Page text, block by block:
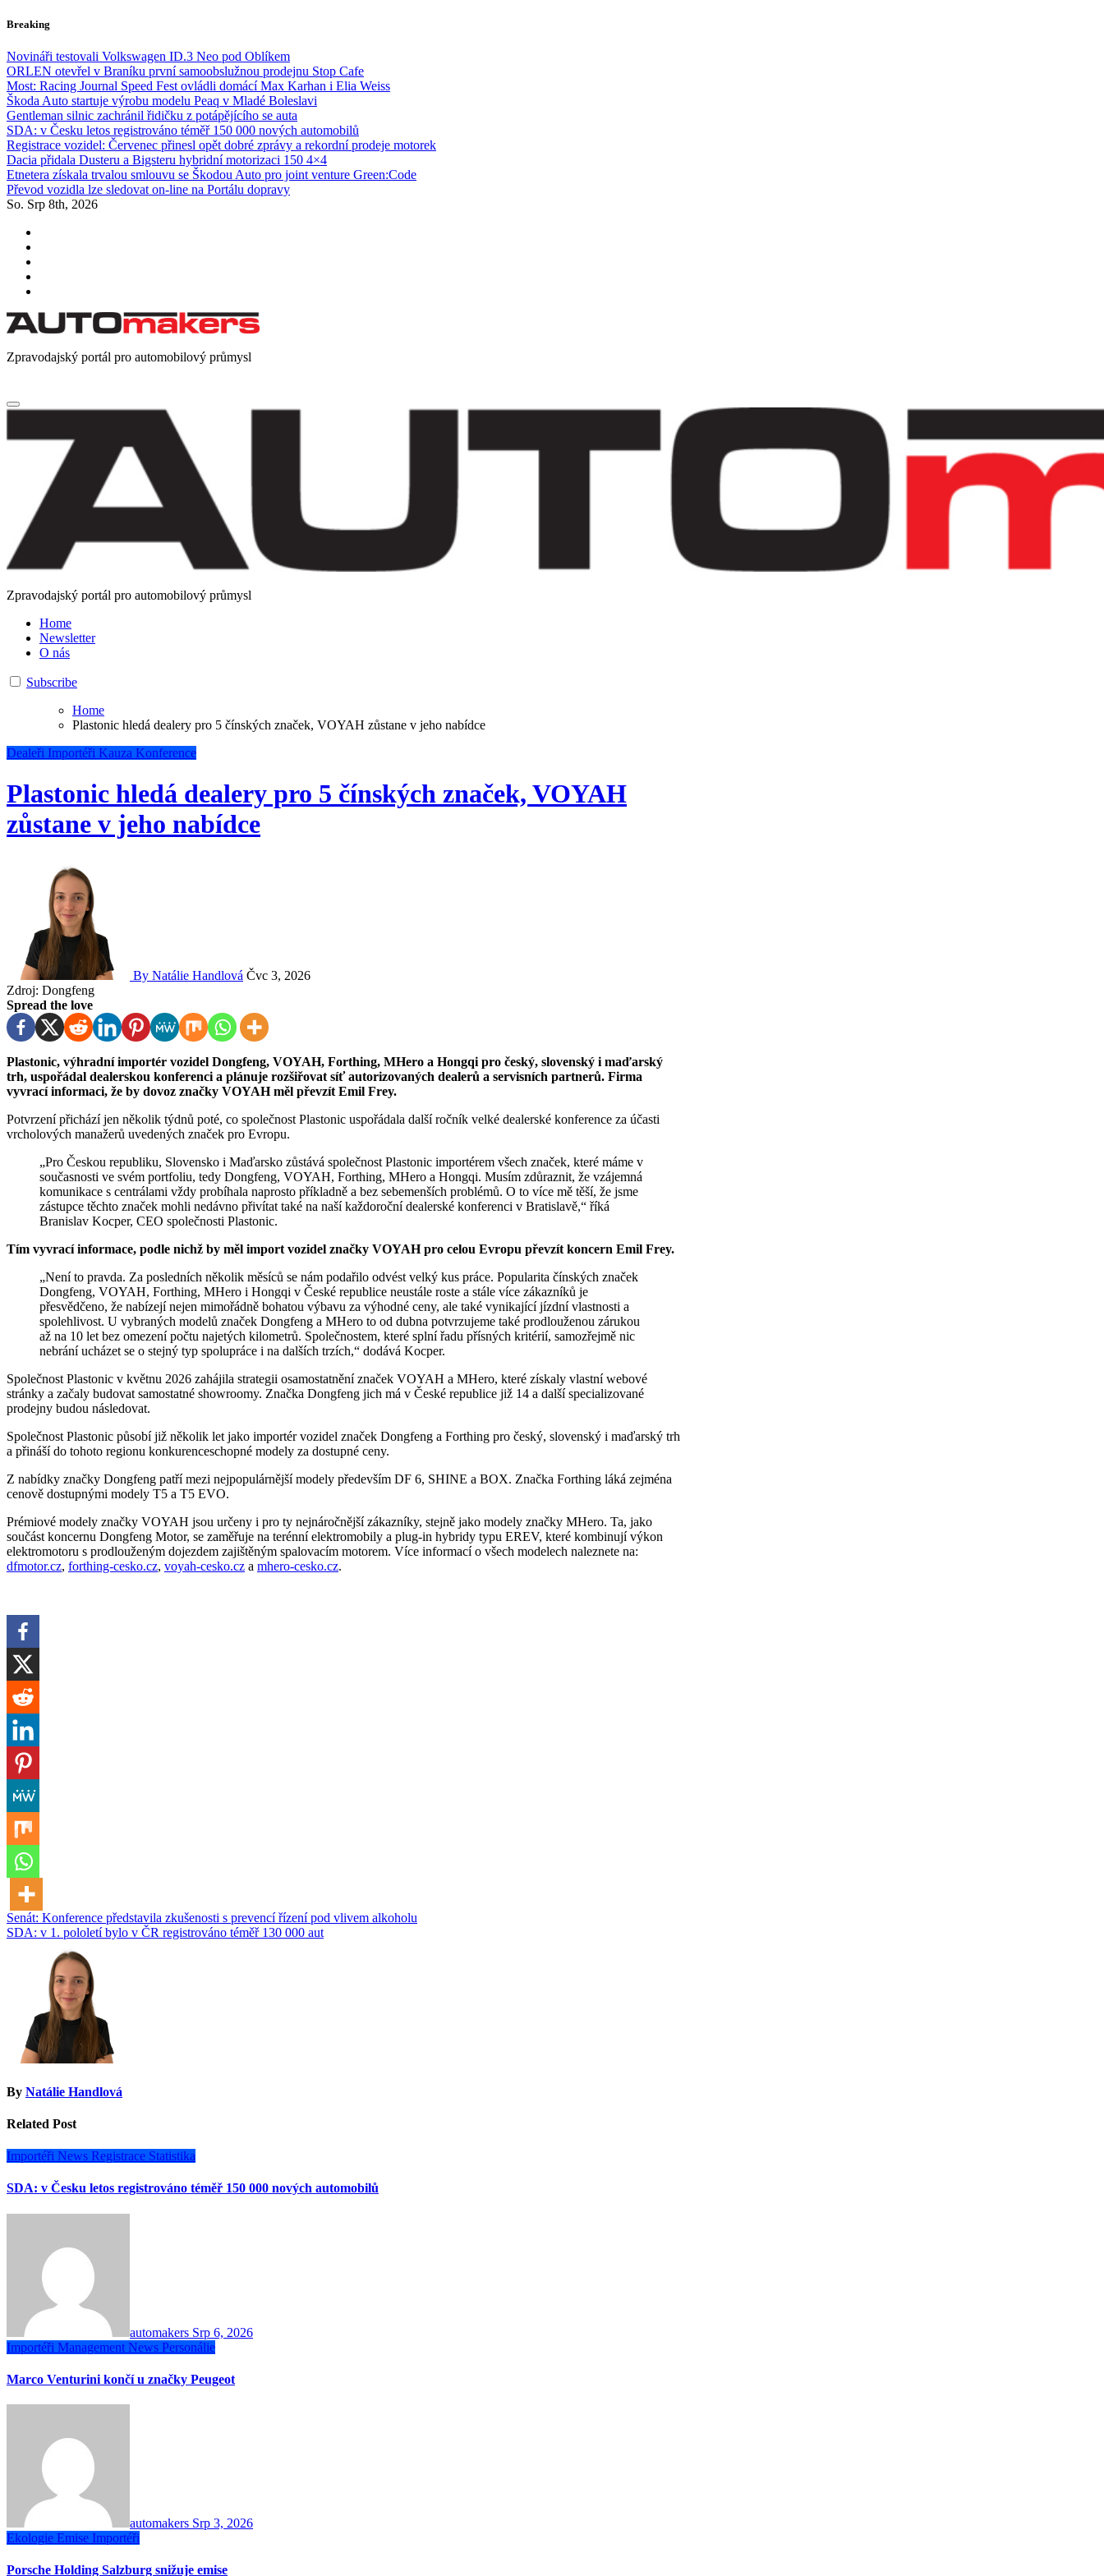
Skip
content
Breaking
Novináři testovali Volkswagen ID.3 Neo pod Oblíkem
ORLEN otevřel v Braníku první samoobslužnou prodejnu Stop Cafe
Most: Racing Journal Speed Fest ovládli domácí Max Karhan i Elia Weiss
Škoda Auto startuje výrobu modelu Peaq v Mladé Boleslavi
Gentleman silnic zachránil řidičku z potápějícího se auta
SDA: v Česku letos registrováno téměř 150 000 nových automobilů
Registrace vozidel: Červenec přinesl opět dobré zprávy a rekordní prodeje motorek
Dacia přidala Dusteru a Bigsteru hybridní motorizaci 150 4×4
Etnetera získala trvalou smlouvu se Škodou Auto pro joint venture Green:Code
Převod vozidla lze sledovat on-line na Portálu dopravy
So. Srp 8th, 2026
Zpravodajský portál pro automobilový průmysl
Zpravodajský portál pro automobilový průmysl
Home
Newsletter
O nás
Subscribe
Home
Plastonic hledá dealery pro 5 čínských značek, VOYAH zůstane v jeho nabídce
Dealeři Importéři Kauza Konference
Plastonic hledá dealery pro 5 čínských značek, VOYAH
zůstane v jeho nabídce
By Natálie Handlová Čvc 3, 2026
Zdroj: Dongfeng
Spread the love
Plastonic, výhradní importér vozidel Dongfeng, VOYAH, Forthing, MHero a Hongqi pro český, slovenský i maďarský
trh, uspořádal dealerskou konferenci a plánuje rozšiřovat síť autorizovaných dealerů a servisních partnerů. Firma
vyvrací informaci, že by dovoz značky VOYAH měl převzít Emil Frey.
Potvrzení přichází jen několik týdnů poté, co společnost Plastonic uspořádala další ročník velké dealerské konference za účasti
vrcholových manažerů uvedených značek pro Evropu.
„Pro Českou republiku, Slovensko i Maďarsko zůstává společnost Plastonic importérem všech značek, které máme v
současnosti ve svém portfoliu, tedy Dongfeng, VOYAH, Forthing, MHero a Hongqi. Musím zdůraznit, že vzájemná
komunikace s centrálami vždy probíhala naprosto příkladně a bez sebemenších problémů. O to více mě těší, že jsme
zástupce těchto značek mohli nedávno přivítat také na naší každoroční dealerské konferenci v Bratislavě,“ říká
Branislav Kocper, CEO společnosti Plastonic.
Tím vyvrací informace, podle nichž by měl import vozidel značky VOYAH pro celou Evropu převzít koncern Emil Frey.
„Není to pravda. Za posledních několik měsíců se nám podařilo odvést velký kus práce. Popularita čínských značek
Dongfeng, VOYAH, Forthing, MHero i Hongqi v České republice neustále roste a stále více zákazníků je
přesvědčeno, že nabízejí nejen mimořádně bohatou výbavu za výhodné ceny, ale také vynikající jízdní vlastnosti a
spolehlivost. U vybraných modelů značek Dongfeng a MHero to od dubna potvrzujeme také prodlouženou zárukou
až na 10 let bez omezení počtu najetých kilometrů. Společnostem, které splní řadu přísných kritérií, samozřejmě nic
nebrání ucházet se o stejný typ spolupráce i na dalších trzích,“ dodává Kocper.
Společnost Plastonic v květnu 2026 zahájila strategii osamostatnění značek VOYAH a MHero, které získaly vlastní webové
stránky a začaly budovat samostatné showroomy. Značka Dongfeng jich má v České republice již 14 a další specializované
prodejny budou následovat.
Společnost Plastonic působí již několik let jako importér vozidel značek Dongfeng a Forthing pro český, slovenský i maďarský trh
a přináší do tohoto regionu konkurenceschopné modely za dostupné ceny.
Z nabídky značky Dongfeng patří mezi nejpopulárnější modely především DF 6, SHINE a BOX. Značka Forthing láká zejména
cenově dostupnými modely T5 a T5 EVO.
Prémiové modely značky VOYAH jsou určeny i pro ty nejnáročnější zákazníky, stejně jako modely značky MHero. Ta, jako
součást koncernu Dongfeng Motor, se zaměřuje na terénní elektromobily a plug-in hybridy typu EREV, které kombinují výkon
elektromotoru s prodlouženým dojezdem zajištěným spalovacím motorem. Více informací o všech modelech naleznete na:
dfmotor.cz, forthing-cesko.cz, voyah-cesko.cz a mhero-cesko.cz.
Navigace
pro
příspěvek
Senát: Konference představila zkušenosti s prevencí řízení pod vlivem alkoholu
SDA: v 1. pololetí bylo v ČR registrováno téměř 130 000 aut
By Natálie Handlová
Related Post
Importéři News Registrace Statistika
SDA: v Česku letos registrováno téměř 150 000 nových automobilů
automakers Srp 6, 2026
Importéři Management News Personálie
Marco Venturini končí u značky Peugeot
automakers Srp 3, 2026
Ekologie Emise Importéři
Porsche Holding Salzburg snižuje emise